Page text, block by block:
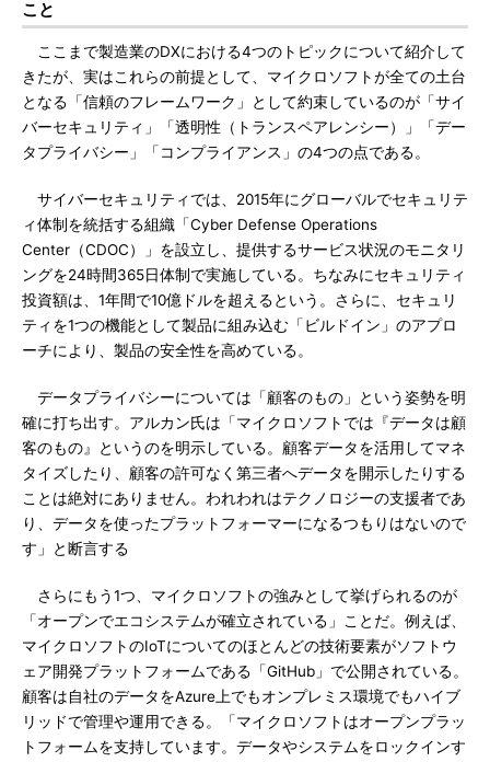
こと
ここまで製造業のDXにおける4つのトピックについて紹介して
きたが、実はこれらの前提として、マイクロソフトが全ての土台
となる「信頼のフレームワーク」として約束しているのが「サイ
バーセキュリティ」「透明性（トランスペアレンシー）」「デー
タプライバシー」「コンプライアンス」の4つの点である。
サイバーセキュリティでは、2015年にグローバルでセキュリテ
ィ体制を統括する組織「Cyber Defense Operations
Center（CDOC）」を設立し、提供するサービス状況のモニタリ
ングを24時間365日体制で実施している。ちなみにセキュリティ
投資額は、1年間で10億ドルを超えるという。さらに、セキュリ
ティを1つの機能として製品に組み込む「ビルドイン」のアプロ
ーチにより、製品の安全性を高めている。
データプライバシーについては「顧客のもの」という姿勢を明
確に打ち出す。アルカン氏は「マイクロソフトでは『データは顧
客のもの』というのを明示している。顧客データを活用してマネ
タイズしたり、顧客の許可なく第三者へデータを開示したりする
ことは絶対にありません。われわれはテクノロジーの支援者であ
り、データを使ったプラットフォーマーになるつもりはないので
す」と断言する
さらにもう1つ、マイクロソフトの強みとして挙げられるのが
「オープンでエコシステムが確立されている」ことだ。例えば、
マイクロソフトのIoTについてのほとんどの技術要素がソフトウ
ェア開発プラットフォームである「GitHub」で公開されている。
顧客は自社のデータをAzure上でもオンプレミス環境でもハイブ
リッドで管理や運用できる。「マイクロソフトはオープンプラッ
トフォームを支持しています。データやシステムをロックインす